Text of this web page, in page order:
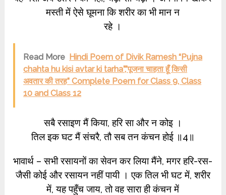
मस्ती में ऐसे घूमना कि शरीर का भी मान न
रहे ।
Read More Hindi Poem of Divik Ramesh “Pujna
chahta hu kisi avtar ki tarha”,”पूजना चाहता हूँ किसी
अवतार की तरह” Complete Poem for Class 9, Class
10 and Class 12
सबै रसाइण मैं किया, हरि सा और न कोइ ।
तिल इक घट मैं संचरै, तौ सब तन कंचन होई ॥4॥
भावार्थ – सभी रसायनों का सेवन कर लिया मैंने, मगर हरि-रस-
जैसी कोई और रसायन नहीं पायी । एक तिल भी घट में, शरीर
में, यह पहुँच जाय, तो वह सारा ही कंचन में